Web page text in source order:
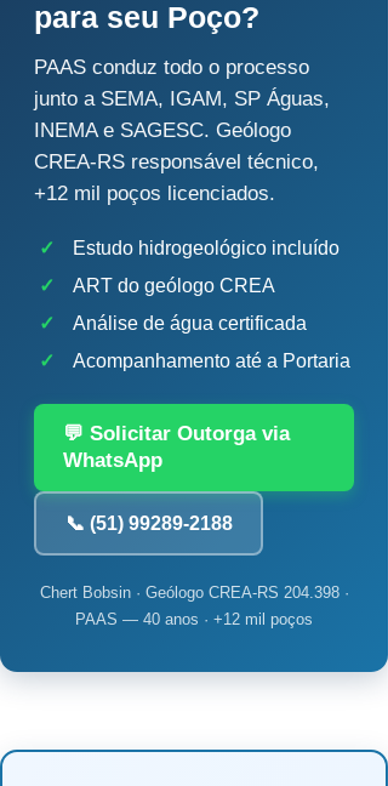
para seu Poço?
PAAS conduz todo o processo
junto a SEMA, IGAM, SP Águas,
INEMA e SAGESC. Geólogo
CREA-RS responsável técnico,
+12 mil poços licenciados.
✓
Estudo hidrogeológico incluído
✓
ART do geólogo CREA
✓
Análise de água certificada
✓
Acompanhamento até a Portaria
💬 Solicitar Outorga via
WhatsApp
📞 (51) 99289-2188
Chert Bobsin · Geólogo CREA-RS 204.398 ·
PAAS — 40 anos · +12 mil poços